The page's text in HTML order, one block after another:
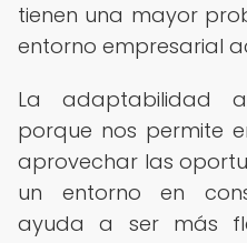
tienen una mayor
entorno empresarial
La adaptabilidad
porque nos permite
aprovechar las
un entorno en
ayuda a ser más